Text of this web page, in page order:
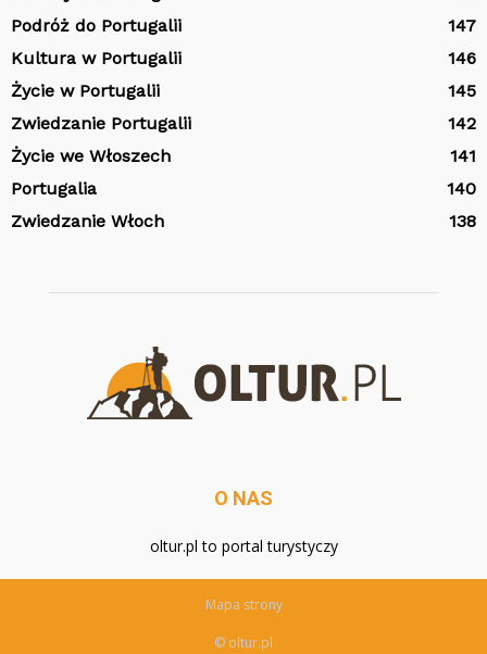
Podróż do Portugalii
147
Kultura w Portugalii
146
Życie w Portugalii
145
Zwiedzanie Portugalii
142
Życie we Włoszech
141
Portugalia
140
Zwiedzanie Włoch
138
O NAS
oltur.pl to portal turystyczy
Mapa strony
© oltur.pl